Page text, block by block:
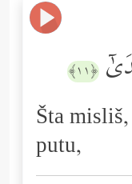
﴿١١﴾
Šta
putu,